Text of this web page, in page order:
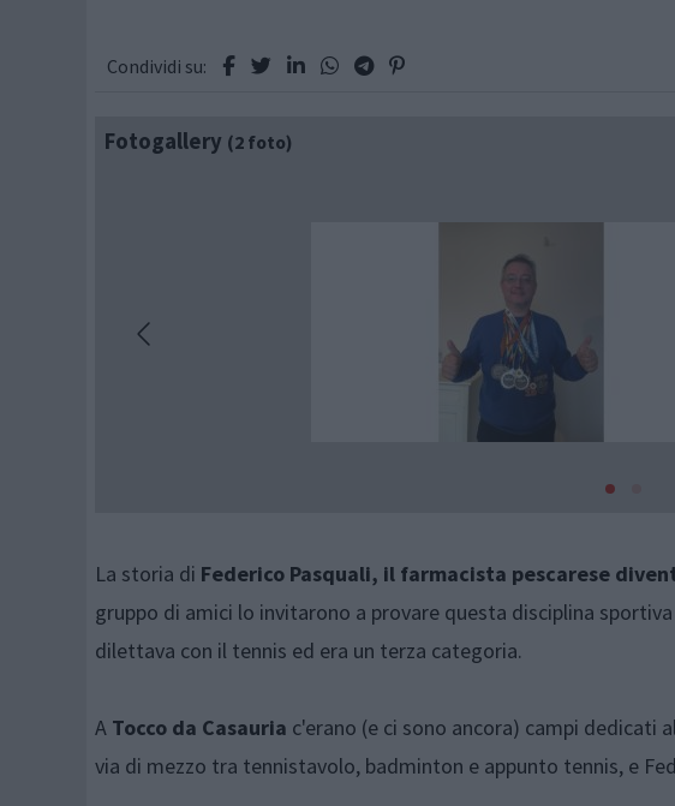
Condividi su:
Fotogallery (2 foto)
La storia di Federico Pasquali, il farmacista pescarese
gruppo di amici lo invitarono a provare questa disciplina
dilettava con il tennis ed era un terza categoria.
A Tocco da Casauria c'erano (e ci sono ancora) campi dedicati
via di mezzo tra tennistavolo, badminton e appunto tennis, e